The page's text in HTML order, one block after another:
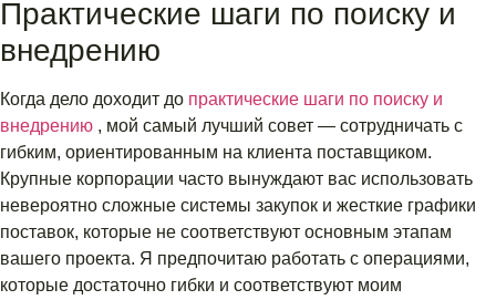
Практические шаги по поиску и
внедрению
Когда дело доходит до практические шаги по поиску и
внедрению , мой самый лучший совет — сотрудничать с
гибким, ориентированным на клиента поставщиком.
Крупные корпорации часто вынуждают вас использовать
невероятно сложные системы закупок и жесткие графики
поставок, которые не соответствуют основным этапам
вашего проекта. Я предпочитаю работать с операциями,
которые достаточно гибки и соответствуют моим